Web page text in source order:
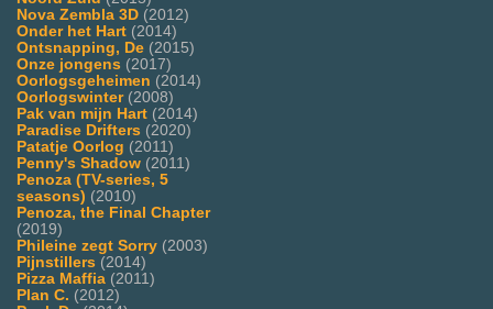
Nova Zembla 3D (2012)
Onder het Hart (2014)
Ontsnapping, De (2015)
Onze jongens (2017)
Oorlogsgeheimen (2014)
Oorlogswinter(2008)
Pak van mijn Hart (2014)
Paradise Drifters (2020)
Patatje Oorlog (2011)
Penny's Shadow (2011)
Penoza (TV-series, 5
seasons) (2010)
Penoza, the Final Chapter
(2019)
Phileine zegt Sorry (2003)
Pijnstillers (2014)
Pizza Maffia (2011)
Plan C. (2012)